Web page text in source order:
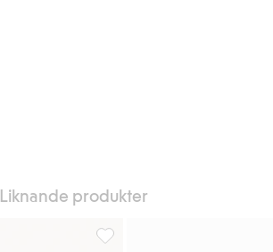
Liknande produkter